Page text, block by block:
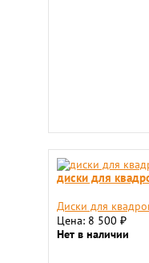
диски для
Диски для
Цена: 8 500 ₽
Нет в наличии